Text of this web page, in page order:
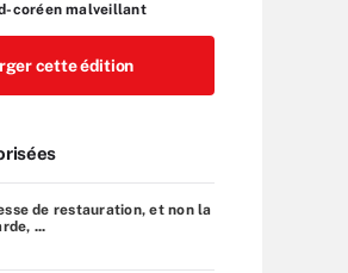
coréen malveillant
cette édition
de restauration, et non la
...